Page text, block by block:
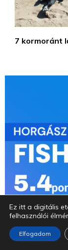
7 kormoránt
Ez itt a digitális
felhasználói
Elfogadom